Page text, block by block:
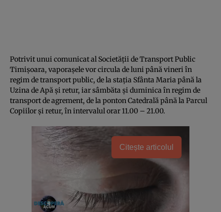
Potrivit unui comunicat al Societății de Transport Public
Timișoara, vaporașele vor circula de luni până vineri în
regim de transport public, de la stația Sfânta Maria până la
Uzina de Apă și retur, iar sâmbăta și duminica în regim de
transport de agrement, de la ponton Catedrală până la Parcul
Copiilor și retur, în intervalul orar 11.00 – 21.00.
Citește articolul